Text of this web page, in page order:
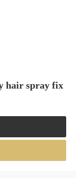
hair spray fix